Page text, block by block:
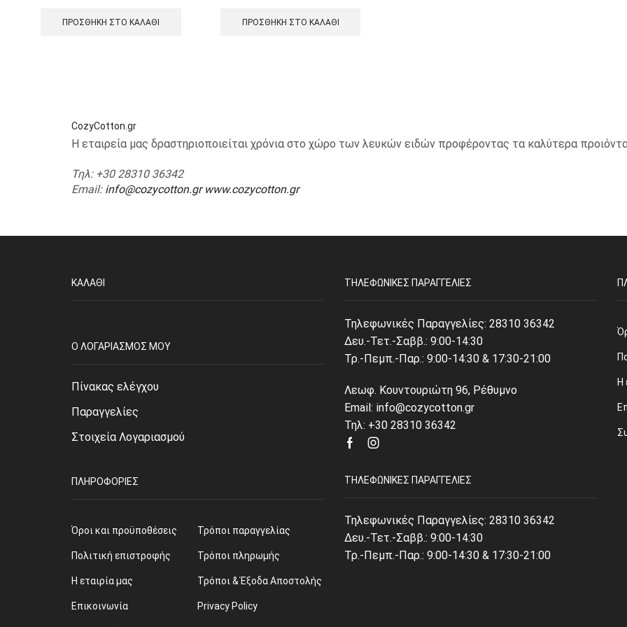
ΠΡΟΣΘΉΚΗ ΣΤΟ ΚΑΛΆΘΙ ΠΡΟΣΘΉΚΗ ΣΤΟ ΚΑΛΆΘΙ
CozyCotton.gr
Η εταιρεία μας δραστηριοποιείται χρόνια στο χώρο των λευκών ειδών προφέροντας τα καλύτερα
Τηλ: +30 28310 36342
Email: info@cozycotton.gr www.cozycotton.gr
ΚΑΛΆΘΙ
O ΛΟΓΑΡΙΑΣΜΌΣ ΜΟΥ
Πίνακας ελέγχου
Παραγγελίες
Στοιχεία Λογαριασμού
ΠΛΗΡΟΦΟΡΊΕΣ
Όροι και προϋποθέσεις
Πολιτική επιστροφής
Η εταιρία μας
Επικοινωνία
Τρόποι παραγγελίας
Τρόποι πληρωμής
Τρόποι & Έξοδα Αποστολής
Privacy Policy
ΤΗΛΕΦΩΝΙΚΈΣ ΠΑΡΑΓΓΕΛΊΕΣ
Τηλεφωνικές Παραγγελίες: 28310 36342
Δευ.-Τετ.-Σαββ.: 9:00-14:30
Τρ.-Πεμπ.-Παρ.: 9:00-14:30 & 17:30-21:00
Λεωφ. Κουντουριώτη 96, Ρέθυμνο
Email: info@cozycotton.gr
Τηλ: +30 28310 36342
FacebookInstagram
ΤΗΛΕΦΩΝΙΚΈΣ ΠΑΡΑΓΓΕΛΊΕΣ
Τηλεφωνικές Παραγγελίες: 28310 36342
Δευ.-Τετ.-Σαββ.: 9:00-14:30
Τρ.-Πεμπ.-Παρ.: 9:00-14:30 & 17:30-21:00
Η